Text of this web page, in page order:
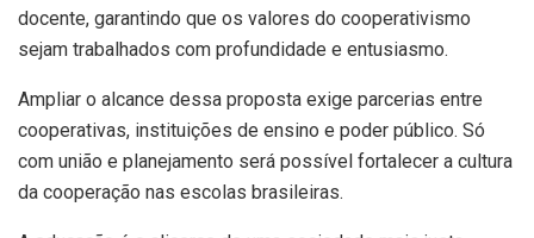
docente, garantindo que os valores do cooperativismo
sejam trabalhados com profundidade e entusiasmo.
Ampliar o alcance dessa proposta exige parcerias entre
cooperativas, instituições de ensino e poder público. Só
com união e planejamento será possível fortalecer a cultura
da cooperação nas escolas brasileiras.